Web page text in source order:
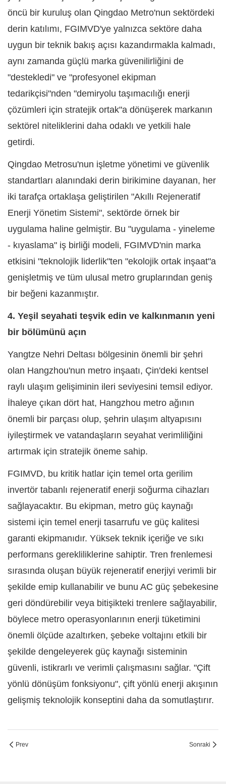
öncü bir kuruluş olan Qingdao Metro'nun sektördeki
derin katılımı, FGIMVD'ye yalnızca sektöre daha
uygun bir teknik bakış açısı kazandırmakla kalmadı,
aynı zamanda güçlü marka güvenilirliğini de
"destekledi" ve "profesyonel ekipman
tedarikçisi"nden "demiryolu taşımacılığı enerji
çözümleri için stratejik ortak"a dönüşerek markanın
sektörel niteliklerini daha odaklı ve yetkili hale
getirdi.
Qingdao Metrosu'nun işletme yönetimi ve güvenlik
standartları alanındaki derin birikimine dayanan, her
iki tarafça ortaklaşa geliştirilen "Akıllı Rejeneratif
Enerji Yönetim Sistemi", sektörde örnek bir
uygulama haline gelmiştir. Bu "uygulama - yineleme
- kıyaslama" iş birliği modeli, FGIMVD'nin marka
etkisini "teknolojik liderlik"ten "ekolojik ortak inşaat"a
genişletmiş ve tüm ulusal metro gruplarından geniş
bir beğeni kazanmıştır.
4. Yeşil seyahati teşvik edin ve kalkınmanın yeni
bir bölümünü açın
Yangtze Nehri Deltası bölgesinin önemli bir şehri
olan Hangzhou'nun metro inşaatı, Çin'deki kentsel
raylı ulaşım gelişiminin ileri seviyesini temsil ediyor.
İhaleye çıkan dört hat, Hangzhou metro ağının
önemli bir parçası olup, şehrin ulaşım altyapısını
iyileştirmek ve vatandaşların seyahat verimliliğini
artırmak için stratejik öneme sahip.
FGIMVD, bu kritik hatlar için temel orta gerilim
invertör tabanlı rejeneratif enerji soğurma cihazları
sağlayacaktır. Bu ekipman, metro güç kaynağı
sistemi için temel enerji tasarrufu ve güç kalitesi
garanti ekipmanıdır. Yüksek teknik içeriğe ve sıkı
performans gerekliliklerine sahiptir. Tren frenlemesi
sırasında oluşan büyük rejeneratif enerjiyi verimli bir
şekilde emip kullanabilir ve bunu AC güç şebekesine
geri döndürebilir veya bitişikteki trenlere sağlayabilir,
böylece metro operasyonlarının enerji tüketimini
önemli ölçüde azaltırken, şebeke voltajını etkili bir
şekilde dengeleyerek güç kaynağı sisteminin
güvenli, istikrarlı ve verimli çalışmasını sağlar. "Çift
yönlü dönüşüm fonksiyonu", çift yönlü enerji akışının
gelişmiş teknolojik konseptini daha da somutlaştırır.
Prev Sonraki